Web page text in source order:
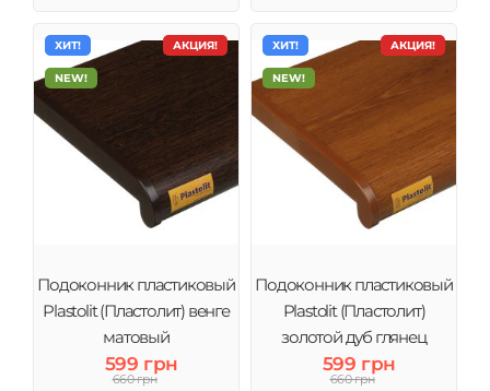
АКЦИЯ!
ХИТ!
NEW!
Подоконник пластиковый
Plastolit (Пластолит) венге
матовый
599 грн
660 грн
АКЦИЯ!
ХИТ!
NEW!
Подоконник пластиковый
Plastolit (Пластолит)
золотой дуб глянец
599 грн
660 грн